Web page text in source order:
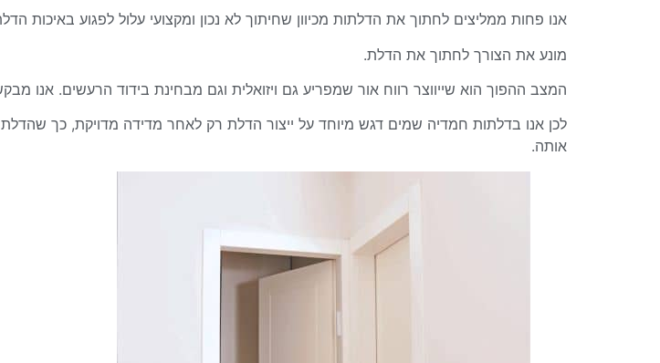
אנו פחות ממליצים לחתוך את הדלתות מכיוון שחיתוך לא נכון ומקצועי עלול לפגוע באיכות
מונע את הצורך לחתוך את הדלת.
המצב ההפוך הוא שייווצר רווח אור שמפריע גם ויזואלית וגם מבחינת בידוד הרעשים. אנו
לכן אנו בדלתות חמדיה שמים דגש מיוחד על ייצור הדלת רק לאחר מדידה מדויקת, כך שהדלת
אותה.